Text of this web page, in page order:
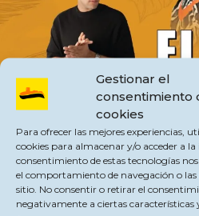
Gestionar el
consentimiento
cookies
Para ofrecer las mejores experiencias,
cookies para almacenar y/o acceder a
consentimiento de estas tecnologías
el comportamiento de navegación o las
sitio. No consentir o retirar el
negativamente a ciertas características